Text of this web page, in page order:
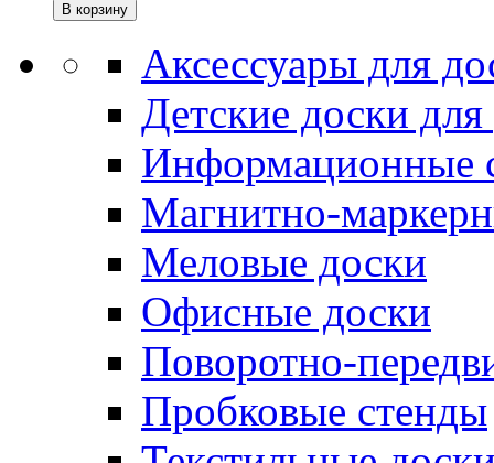
Аксессуары для
Детские доски
Информационные
Магнитно-
Меловые доски
Офисные доски
Поворотно-
Пробковые стенды